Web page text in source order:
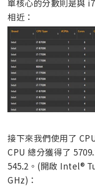
單核心的分數則是與
相近：
接下來我們使用了
CPU 總分獲得了
545.2。(開啟 Intel®
GHz)：